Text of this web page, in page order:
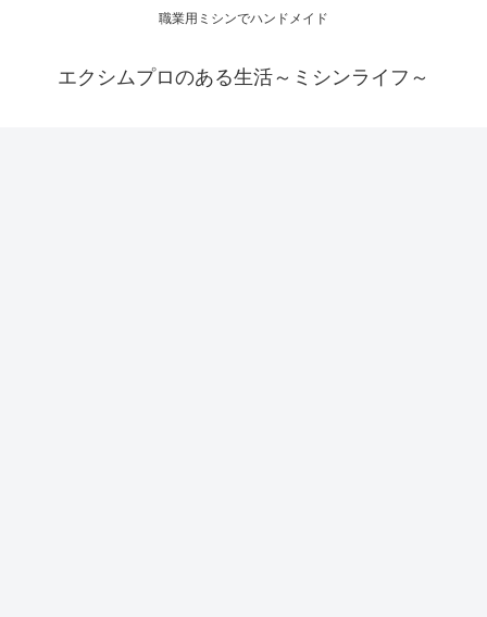
職業用ミシンでハンドメイド
エクシムプロのある生活～ミシンライフ～